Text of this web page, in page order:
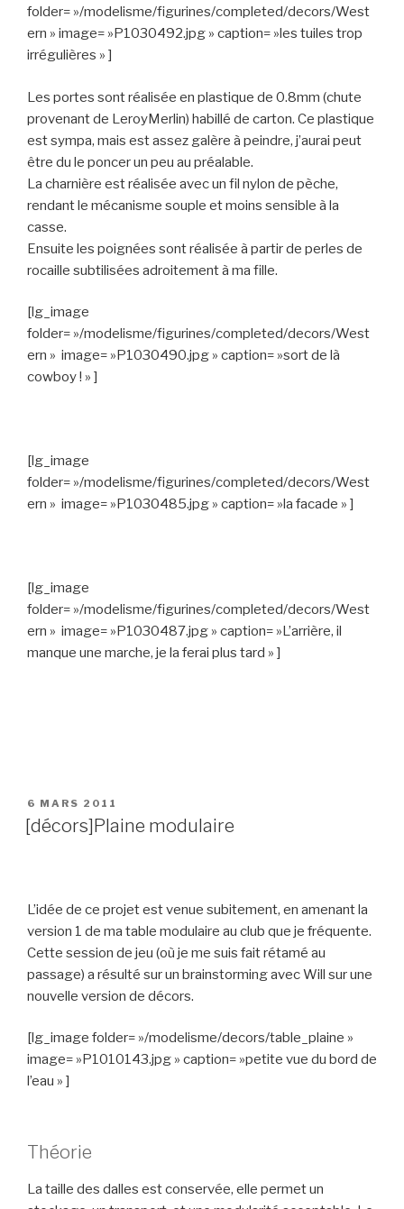
folder= »/modelisme/figurines/completed/decors/West
ern » image= »P1030492.jpg » caption= »les tuiles trop
irrégulières » ]
Les portes sont réalisée en plastique de 0.8mm (chute
provenant de LeroyMerlin) habillé de carton. Ce plastique
est sympa, mais est assez galère à peindre, j’aurai peut
être du le poncer un peu au préalable.
La charnière est réalisée avec un fil nylon de pèche,
rendant le mécanisme souple et moins sensible à la
casse.
Ensuite les poignées sont réalisée à partir de perles de
rocaille subtilisées adroitement à ma fille.
[lg_image
folder= »/modelisme/figurines/completed/decors/West
ern » image= »P1030490.jpg » caption= »sort de là
cowboy ! » ]
[lg_image
folder= »/modelisme/figurines/completed/decors/West
ern » image= »P1030485.jpg » caption= »la facade » ]
[lg_image
folder= »/modelisme/figurines/completed/decors/West
ern » image= »P1030487.jpg » caption= »L’arrière, il
manque une marche, je la ferai plus tard » ]
PUBLIÉ
LE
6 MARS 2011
[décors]Plaine modulaire
L’idée de ce projet est venue subitement, en amenant la
version 1 de ma table modulaire au club que je fréquente.
Cette session de jeu (où je me suis fait rétamé au
passage) a résulté sur un brainstorming avec Will sur une
nouvelle version de décors.
[lg_image folder= »/modelisme/decors/table_plaine »
image= »P1010143.jpg » caption= »petite vue du bord de
l’eau » ]
Théorie
La taille des dalles est conservée, elle permet un